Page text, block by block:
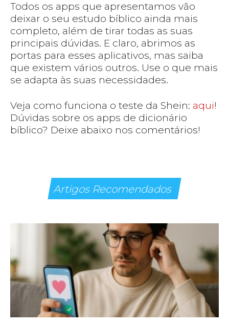
Todos os apps que apresentamos vão
deixar o seu estudo bíblico ainda mais
completo, além de tirar todas as suas
principais dúvidas. E claro, abrimos as
portas para esses aplicativos, mas saiba
que existem vários outros. Use o que mais
se adapta às suas necessidades.
Veja como funciona o teste da Shein: aqui!
Dúvidas sobre os apps de dicionário
bíblico? Deixe abaixo nos comentários!
Artigos Recomendados